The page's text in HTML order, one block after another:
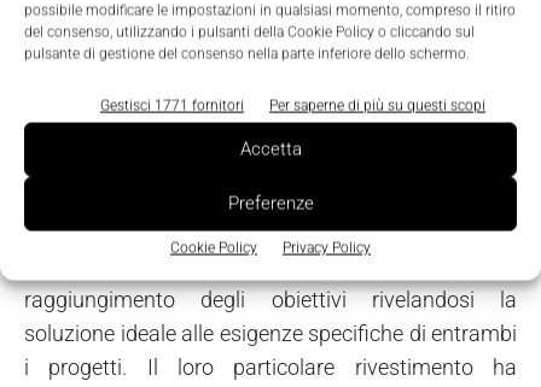
possibile modificare le impostazioni in qualsiasi momento, compreso il ritiro
del consenso, utilizzando i pulsanti della Cookie Policy o cliccando sul
pulsante di gestione del consenso nella parte inferiore dello schermo.
Gestisci 1771 fornitori Per saperne di più su questi scopi
Accetta
Preferenze
Cookie Policy Privacy Policy
L'infrastruttura realizzata ha permesso a entrambi i
porti turistici di fornire l'accesso ai servizi e ottenere
una migliore efficacia dei loro sistemi di controllo e
sicurezza.
I contenitori CS di Rittal, con la
loro resistenza a un range di temperature esteso e al
livello di
raggiungimento degli obiettivi rivelandosi la
soluzione ideale alle esigenze specifiche di entrambi
i progetti. Il loro particolare rivestimento ha